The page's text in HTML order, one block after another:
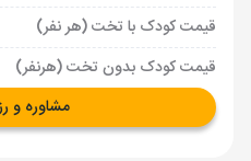
قیمت کودک با تخت (هر نفر)
قیمت کودک بدون تخت (هرنفر)
مشاوره و